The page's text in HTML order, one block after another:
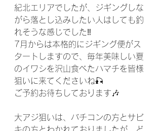
紀北エリアでしたが、ジギングしな
がら落とし込みしたい人はしても釣
れそうな感じでした‼️
7月からは本格的にジギング便がス
タートしますので、毎年美味しい夏
のイワシを沢山食べたハマチを皆様
狙いに来てくださいね🎣
ご予約お待ちしております🎶
大アジ狙いは、バチコンの方とサビ